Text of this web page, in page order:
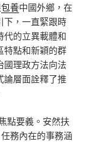
包養中國外鄉，在
下，一直緊跟時
代的立異載體和
特點和新穎的群
國理政方法向法
論層面詮釋了推
點要義。安然扶
務內在的事務涵